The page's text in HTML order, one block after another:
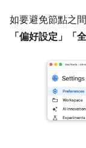
如要避免節點之
「偏好設定」
「